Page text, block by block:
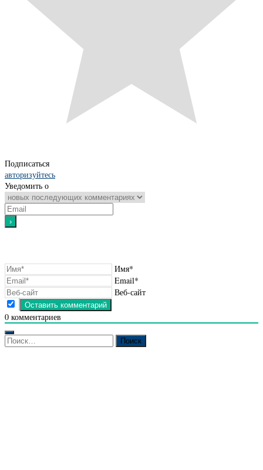
Подписаться
авторизуйтесь
Уведомить о
Имя*
Email*
Веб-сайт
0 комментариев
Найти: